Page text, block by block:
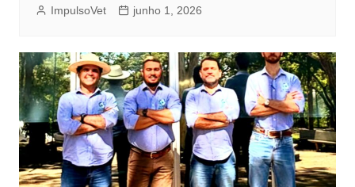
ImpulsoVet junho 1, 2026